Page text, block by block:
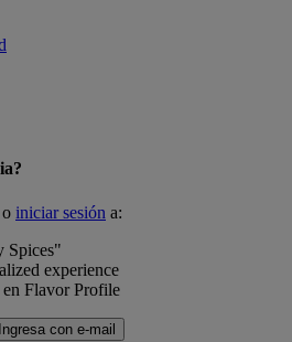
iniciar sesión a:
Spices"
experience
en Flavor Profile
Ingresa con e-mail